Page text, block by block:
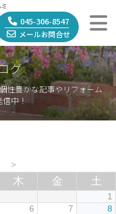
045-306-8547
メールお問合せ
グ
性豊かな記事やリフォーム
信中！
>
木 金 土
1
6 7
8